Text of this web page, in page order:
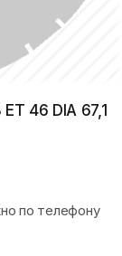
46 DIA 67,1
по телефону